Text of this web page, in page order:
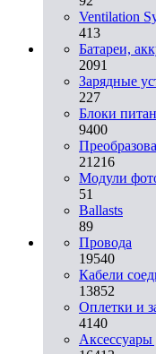
Ventilation
413
Батареи,
2091
Зарядные
227
Блоки
9400
21216
Модули
51
Ballasts
89
Провода
19540
Кабели
13852
Оплетки и
4140
Аксессуары